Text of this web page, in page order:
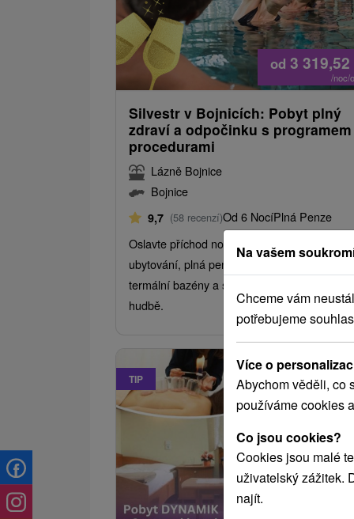
od 3 319,52
/noc/
Silvestr v Bojnicích: Pobyt plný
zdraví a odpočinku s programem
procedurami
Lázně Bojnice
Bojnice
9,7 (58 recenzí)Od 6 NocíPlná Penze
Oslavte příchod nového roku v lázeňském
ubytování, plná penze, léčebné procedury,
termální bazény a silvestrovská zábava při
hudbě.
TIP
Na vašem
Chceme vám
potřebujeme
Více o
Abychom věděli, co
používáme cookies
Co jsou cookies?
Cookies jsou malé
uživatelský zážitek.
najít.